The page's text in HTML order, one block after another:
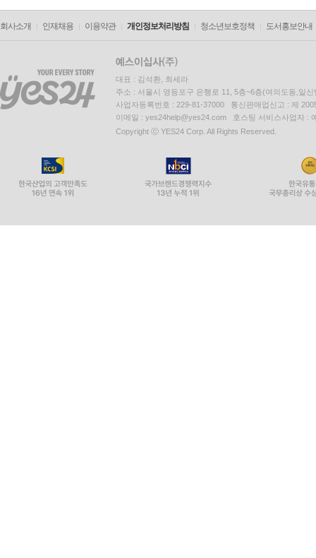
회사소개 인재채용 이용약관 개인정보처리방침 청소년보호정책 도서홍보안내
대표 : 김석환, 최세라
주소 : 서울시 영등포구 은행로 11, 5층~6층(여의도동,일신
사업자등록번호 : 229-81-37000 통신판매업신고 : 제
이메일 : yes24help@yes24.com 호스팅 서비스사업자 :
Copyright ⓒ YES24 Corp. All Rights Reserved.